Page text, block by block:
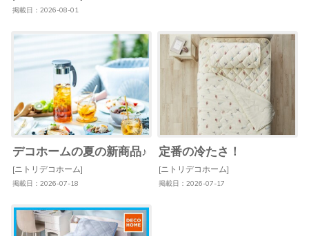
掲載日：2026-08-01
デコホームの夏の新商品♪
[ニトリデコホーム]
掲載日：2026-07-18
定番の冷たさ！
[ニトリデコホーム]
掲載日：2026-07-17